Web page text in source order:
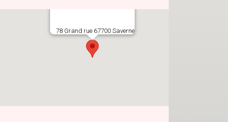
78 Grand rue 67700 Saverne